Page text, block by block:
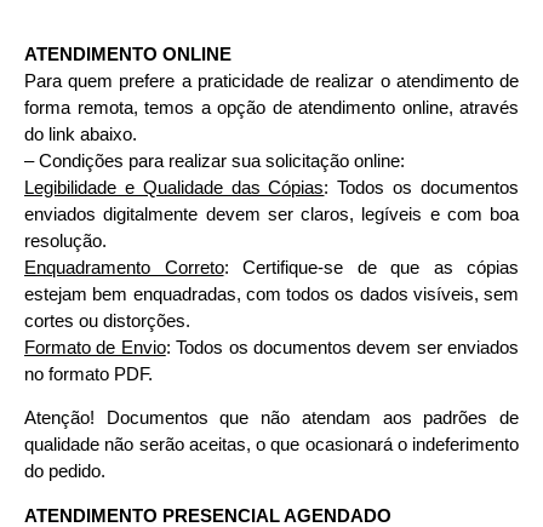
ATENDIMENTO ONLINE
Para quem prefere a praticidade de realizar o atendimento de
forma remota, temos a opção de atendimento online, através
do link abaixo.
– Condições para realizar sua solicitação online:
Legibilidade e Qualidade das Cópias: Todos os documentos
enviados digitalmente devem ser claros, legíveis e com boa
resolução.
Enquadramento Correto: Certifique-se de que as cópias
estejam bem enquadradas, com todos os dados visíveis, sem
cortes ou distorções.
Formato de Envio: Todos os documentos devem ser enviados
no formato PDF.
Atenção! Documentos que não atendam aos padrões de
qualidade não serão aceitas, o que ocasionará o indeferimento
do pedido.
ATENDIMENTO PRESENCIAL AGENDADO